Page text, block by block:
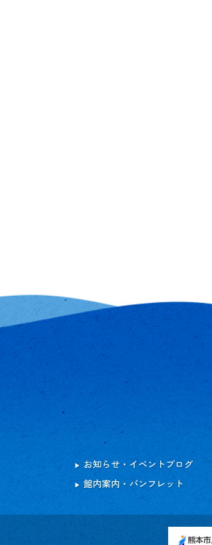
お知らせ・イベントブログ
館内案内・パンフレット